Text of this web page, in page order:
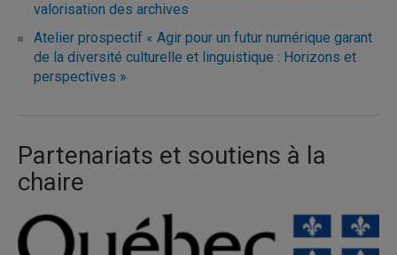
valorisation des archives
Atelier prospectif « Agir pour un futur numérique garant
de la diversité culturelle et linguistique : Horizons et
perspectives »
Partenariats et soutiens à la
chaire